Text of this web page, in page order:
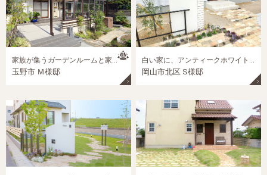
家族が集うガーデンルームと家庭菜園のある大きなお庭
玉野市 Ｍ様邸 岡山市北区 S様邸